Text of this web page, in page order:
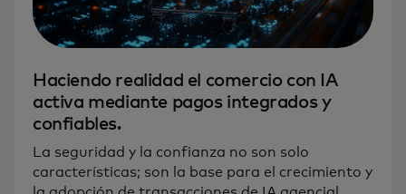
Haciendo realidad el comercio con IA
activa mediante pagos integrados y
confiables.
La seguridad y la confianza no son solo
características; son la base para el crecimiento y